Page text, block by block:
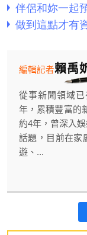
賴禹
編輯記者
從事新聞領域
年，累積豐富的
約4年，曾深入
話題，目前在家
遊、...